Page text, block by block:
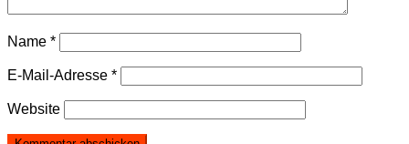
Name *
E-Mail-Adresse *
Website